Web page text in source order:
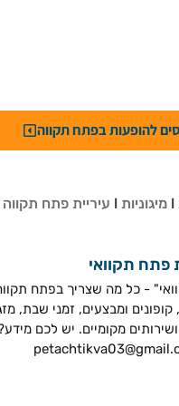
להופעות בפתח תקווה
מיגוניות עיריית פתח תקווה
פתח תקוואי
- כל מה שצריך בפתח
קופונים ומבצעים, זמני שבת,
ושירותים מקומיים. יש לכם